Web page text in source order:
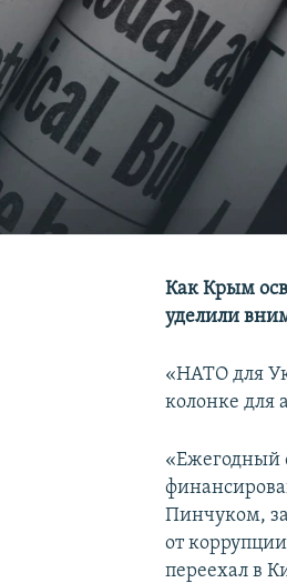
Как Крым
уделили
«НАТО для
колонке для
«Ежегодный
Пинчуком,
от
переехал в